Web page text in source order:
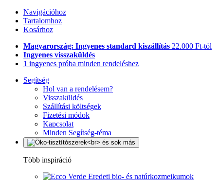
Navigációhoz
Tartalomhoz
Kosárhoz
Magyarország: Ingyenes standard kiszállítás 22.000 Ft-tól
Ingyenes visszaküldés
1 ingyenes próba minden rendeléshez
Segítség
Hol van a rendelésem?
Visszaküldés
Szállítási költségek
Fizetési módok
Kapcsolat
Minden Segítség-téma
Több inspiráció
Eredeti bio- és natúrkozmeikumok